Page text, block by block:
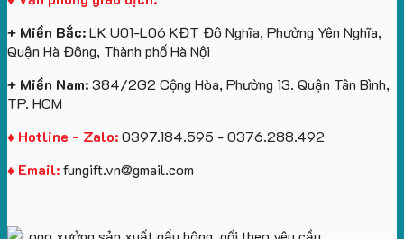
tặng
U
Logo
+ Miền Bắc:LK U01-L06 KĐT Đô Nghĩa, Phường Yên Nghĩa,
Quận Hà Đông, Thành phố Hà Nội
+ Miền Nam:384/2G2 Cộng Hòa, Phường 13. Quận Tân Bình,
TP. HCM
♦ Hotline - Zalo:0397.184.595 - 0376.288.492
♦ Email:fungift.vn@gmail.com